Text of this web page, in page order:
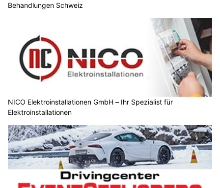
Behandlungen Schweiz
NICO Elektroinstallationen GmbH – Ihr Spezialist für
Elektroinstallationen